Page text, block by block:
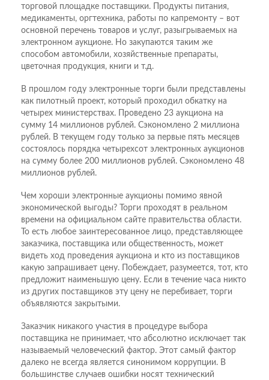
торговой площадке поставщики. Продукты питания,
медикаменты, оргтехника, работы по капремонту – вот
основной перечень товаров и услуг, разыгрываемых на
электронном аукционе. Но закупаются таким же
способом автомобили, хозяйственные препараты,
цветочная продукция, книги и т.д.
В прошлом году электронные торги были представлены
как пилотный проект, который проходил обкатку на
четырех министерствах. Проведено 23 аукциона на
сумму 14 миллионов рублей. Сэкономлено 2 миллиона
рублей. В текущем году только за первые пять месяцев
состоялось порядка четырехсот электронных аукционов
на сумму более 200 миллионов рублей. Сэкономлено 48
миллионов рублей.
Чем хороши электронные аукционы помимо явной
экономической выгоды? Торги проходят в реальном
времени на официальном сайте правительства области.
То есть любое заинтересованное лицо, представляющее
заказчика, поставщика или общественность, может
видеть ход проведения аукциона и кто из поставщиков
какую запрашивает цену. Побеждает, разумеется, тот, кто
предложит наименьшую цену. Если в течение часа никто
из других поставщиков эту цену не перебивает, торги
объявляются закрытыми.
Заказчик никакого участия в процедуре выбора
поставщика не принимает, что абсолютно исключает так
называемый человеческий фактор. Этот самый фактор
далеко не всегда является синонимом коррупции. В
большинстве случаев ошибки носят технический